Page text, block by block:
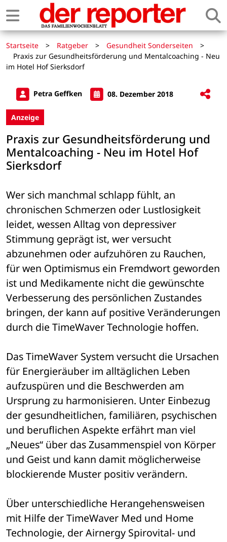
Startseite > Ratgeber > Gesundheit Sonderseiten
>
Praxis zur Gesundheitsförderung und Mentalcoaching - Neu
im Hotel Hof Sierksdorf
Petra Geffken 08. Dezember 2018
Anzeige
Praxis zur Gesundheitsförderung und
Mentalcoaching - Neu im Hotel Hof
Sierksdorf
Wer sich manchmal schlapp fühlt, an
chronischen Schmerzen oder Lustlosigkeit
leidet, wessen Alltag von depressiver
Stimmung geprägt ist, wer versucht
abzunehmen oder aufzuhören zu Rauchen,
für wen Optimismus ein Fremdwort geworden
ist und Medikamente nicht die gewünschte
Verbesserung des persönlichen Zustandes
bringen, der kann auf positive Veränderungen
durch die TimeWaver Technologie hoffen.
Das TimeWaver System versucht die Ursachen
für Energieräuber im alltäglichen Leben
aufzuspüren und die Beschwerden am
Ursprung zu harmonisieren. Unter Einbezug
der gesundheitlichen, familiären, psychischen
und beruflichen Aspekte erfährt man viel
„Neues“ über das Zusammenspiel von Körper
und Geist und kann damit möglicherweise
blockierende Muster positiv verändern.
Über unterschiedliche Herangehensweisen
mit Hilfe der TimeWaver Med und Home
Technologie, der Airnergy Spirovital- und